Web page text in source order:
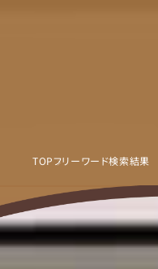
TOPフリーワード検索結果